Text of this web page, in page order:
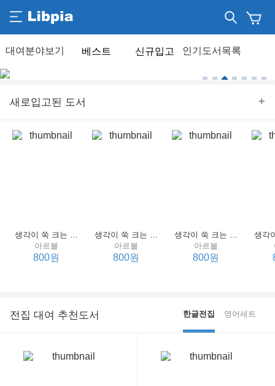
베스트 신규입고
새로입고된 도서 +
생각이 쑥 크는 세계 명작 4 : 언어 편
아르볼
800원
생각이 쑥 크는 세계 명작 3 : 언어 편
아르볼
800원
생각이 쑥 크는 세계 명작 2 : 언어 편
아르볼
800원
전집 대여 추천도서 한글전집 영어세트